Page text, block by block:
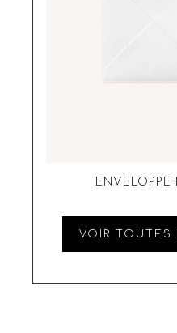
ENVELOPPE
VOIR TOUTES